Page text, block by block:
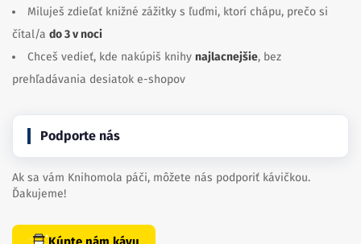
Miluješ zdieľať knižné zážitky s ľuďmi, ktorí chápu, prečo si
čítal/a do 3 v noci
Chceš vedieť, kde nakúpiš knihy najlacnejšie, bez
prehľadávania desiatok e-shopov
Podporte nás
Ak sa vám Knihomola páči, môžete nás podporiť kávičkou.
Ďakujeme!